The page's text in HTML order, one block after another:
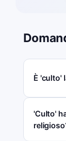
È 'culto'
'Culto'